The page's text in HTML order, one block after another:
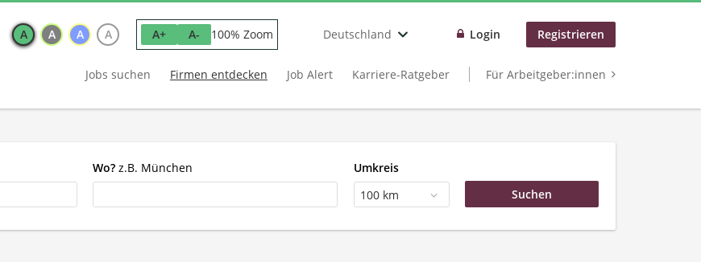
A A A A A+ A- 100% Zoom Deutschland Login Registrieren
Jobs suchen Firmen entdecken Job Alert Karriere-Ratgeber Für Arbeitgeber:innen
Wo? z.B. München
Umkreis
100 km